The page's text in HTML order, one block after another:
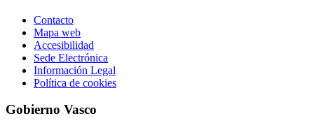
Contacto
Mapa web
Accesibilidad
Sede Electrónica
Información Legal
Política de cookies
Gobierno Vasco